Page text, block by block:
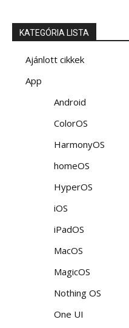
KATEGÓRIA LISTA
Ajánlott cikkek
App
Android
ColorOS
HarmonyOS
homeOS
HyperOS
iOS
iPadOS
MacOS
MagicOS
Nothing OS
One UI